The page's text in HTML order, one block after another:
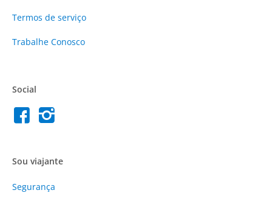
Termos de serviço
Trabalhe Conosco
Social
Sou viajante
Segurança